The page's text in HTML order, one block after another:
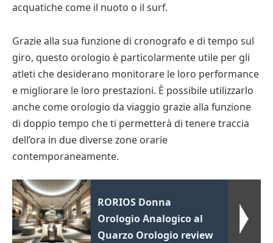
acquatiche come il nuoto o il surf.
Grazie alla sua funzione di cronografo e di tempo sul
giro, questo orologio è particolarmente utile per gli
atleti che desiderano monitorare le loro performance
e migliorare le loro prestazioni. È possibile utilizzarlo
anche come orologio da viaggio grazie alla funzione
di doppio tempo che ti permetterà di tenere traccia
dell’ora in due diverse zone orarie
contemporaneamente.
RORIOS Donna
Orologio Analogico al
Quarzo Orologio review